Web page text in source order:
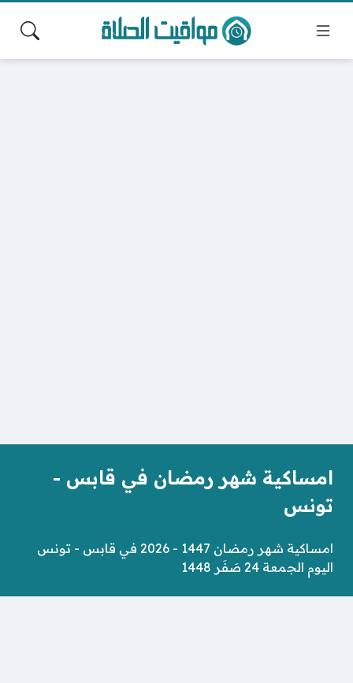
امساكية شهر رمضان في قابس -
تونس
امساكية شهر رمضان 1447 - 2026 في قابس - تونس
اليوم الجمعة 24 صَفَر 1448